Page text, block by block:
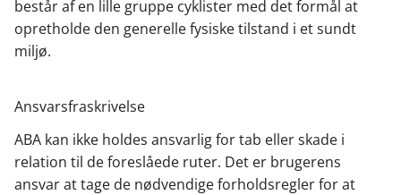
består af en lille gruppe cyklister med det formål at
opretholde den generelle fysiske tilstand i et sundt
miljø.
Ansvarsfraskrivelse
ABA kan ikke holdes ansvarlig for tab eller skade i
relation til de foreslåede ruter. Det er brugerens
ansvar at tage de nødvendige forholdsregler for at